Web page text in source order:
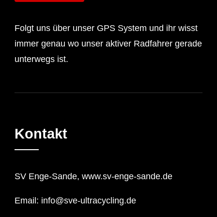
Folgt uns über unser GPS System und ihr wisst
immer genau wo unser aktiver Radfahrer gerade
unterwegs ist.
Kontakt
SV Enge-Sande, www.sv-enge-sande.de
Email: info@sve-ultracycling.de